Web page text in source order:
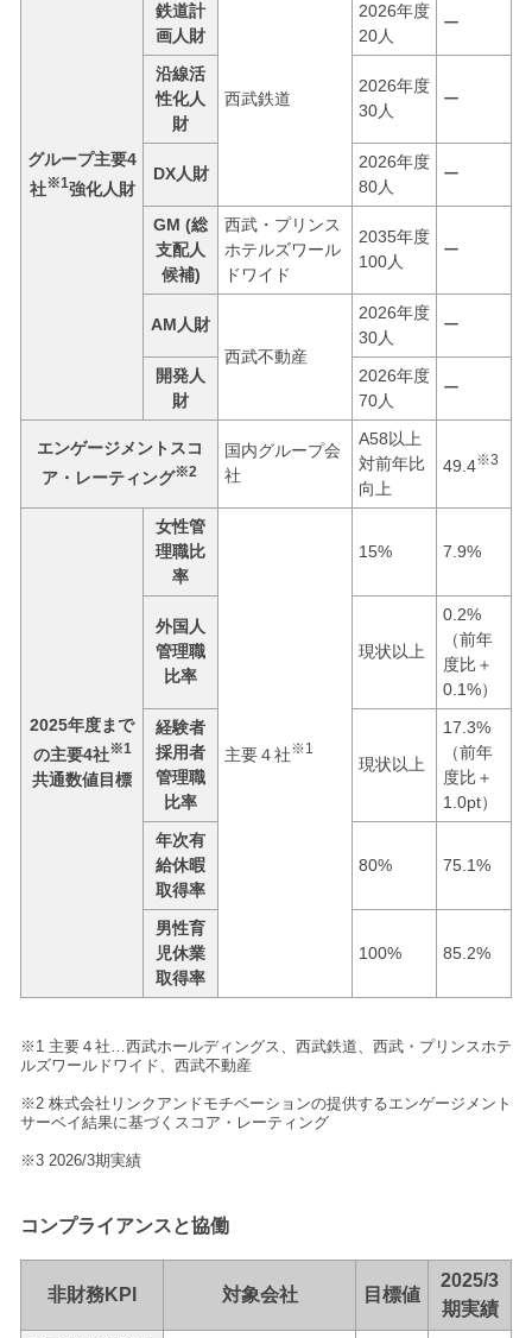
グループ主要4
社※1強化人財
鉄道計
画人財
西武鉄道
2026年度
20人
ー
沿線活
性化人
財
2026年度
30人
ー
DX人財
2026年度
80人
ー
GM (総
支配人
候補)
西武・プリンス
ホテルズワール
ドワイド
2035年度
100人
ー
AM人財
西武不動産
2026年度
30人
ー
開発人
財
2026年度
70人
ー
エンゲージメントスコ
ア・レーティング※2
国内グループ会
社
A58以上
対前年比
向上
49.4※3
2025年度まで
の主要4社※1
共通数値目標
女性管
理職比
率
主要４社※1
15% 7.9%
外国人
管理職
比率
現状以上
0.2%
（前年
度比＋
0.1%）
経験者
採用者
管理職
比率
現状以上
17.3%
（前年
度比＋
1.0pt）
年次有
給休暇
取得率
80% 75.1%
男性育
児休業
取得率
100% 85.2%
※1 主要４社…西武ホールディングス、西武鉄道、西武・プリンスホテ
ルズワールドワイド、西武不動産
※2 株式会社リンクアンドモチベーションの提供するエンゲージメント
サーベイ結果に基づくスコア・レーティング
※3 2026/3期実績
コンプライアンスと協働
非財務KPI 対象会社 目標値
2025/3
期実績